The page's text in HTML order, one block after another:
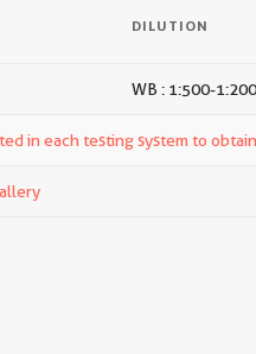
DILUTION
WB : 1:500-
in each testing system to